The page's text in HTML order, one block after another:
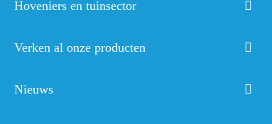
Hoveniers en tuinsector
Verken al onze producten
Nieuws